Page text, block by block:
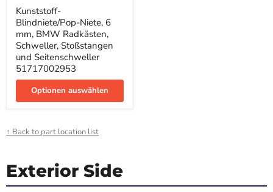
Blindniete/Pop-
Niete,
6
mm,
BMW
Radkästen,
Schweller,
Stoßstangen
Seitenschweller
Kunststoff-
Blindniete/Pop-Niete, 6
mm, BMW Radkästen,
Schweller, Stoßstangen
und Seitenschweller
51717002953
Optionen auswählen
↑ Back to part location list
Exterior Side